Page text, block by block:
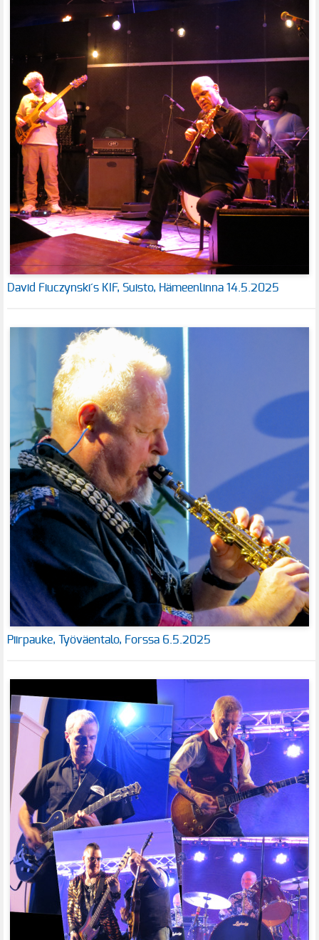
David Fiuczynski´s KIF, Suisto, Hämeenlinna 14.5.2025
Piirpauke, Työväentalo, Forssa 6.5.2025